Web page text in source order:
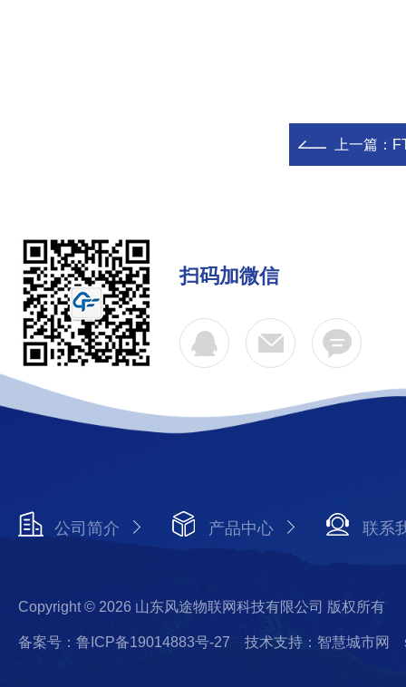
上一篇：
扫码加微信
公司简介 产品中心 联系
Copyright © 2026 山东风途物联网科技有限公司 版权所有
备案号：鲁ICP备19014883号-27 技术支持：智慧城市网